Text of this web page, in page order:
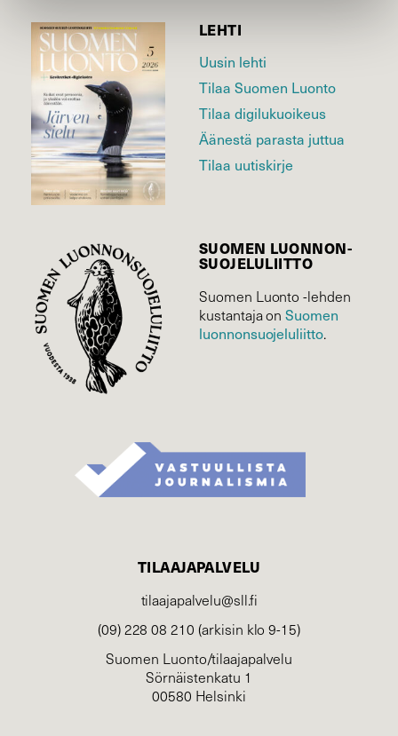
LEHTI
Uusin lehti
Tilaa Suomen Luonto
Tilaa digilukuoikeus
Äänestä parasta juttua
Tilaa uutiskirje
SUOMEN LUONNON­
SUOJELU­LIITTO
Suomen Luonto -lehden
kustantaja onSuomen
luonnonsuojelu­liitto.
TILAAJAPALVELU
tilaajapalvelu@sll.fi
(09) 228 08 210 (arkisin klo 9-15)
Suomen Luonto/tilaajapalvelu
Sörnäistenkatu 1
00580 Helsinki